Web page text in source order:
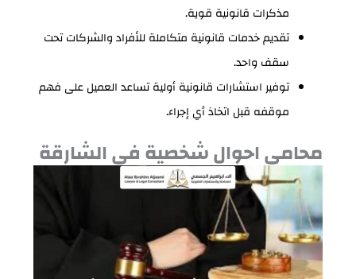
مذكرات قانونية قوية.
تقديم خدمات قانونية متكاملة للأفراد والشركات تحت
سقف واحد.
توفير استشارات قانونية أولية تساعد العميل على فهم
موقفه قبل اتخاذ أي إجراء.
محامي احوال شخصية في الشارقة